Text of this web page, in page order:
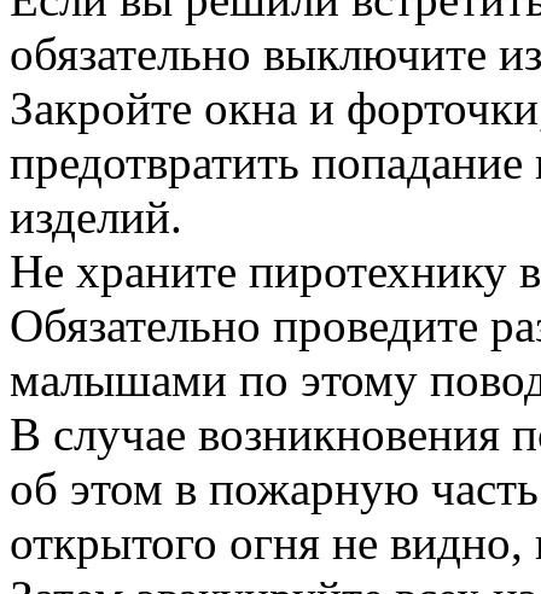
обязательно выключите
Закройте окна и
предотвратить
изделий.
Не храните пиротехнику
Обязательно проведите
малышами по этому
В случае возникновения
об этом в пожарную
открытого огня не